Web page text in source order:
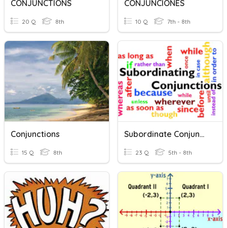
CONJUNCTIONS
20 Q 8th
CONJUNCIONES
10 Q 7th - 8th
Conjunctions
15 Q 8th
Subordinate Conjunctions
23 Q 5th - 8th